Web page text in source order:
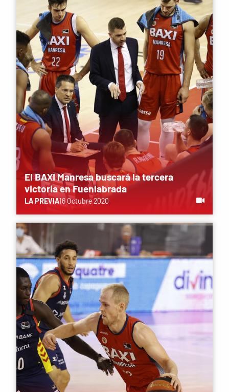
El BAXI Manresa buscará la tercera
victoria en Fuenlabrada
LA PREVIA16 Octubre 2020